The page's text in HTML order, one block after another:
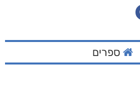
ספרים